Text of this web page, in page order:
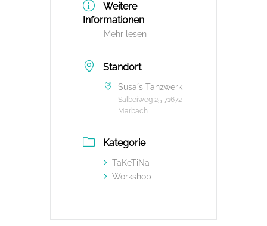
Weitere
Informationen
Mehr lesen
Standort
Susa´s Tanzwerk
Salbeiweg 25 71672
Marbach
Kategorie
TaKeTiNa
Workshop